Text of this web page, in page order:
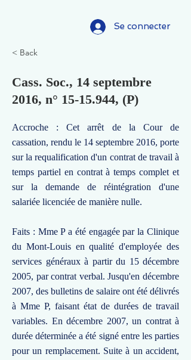
Se connecter
< Back
Cass. Soc., 14 septembre
2016, n° 15-15.944, (P)
Accroche : Cet arrêt de la Cour de
cassation, rendu le 14 septembre 2016, porte
sur la requalification d'un contrat de travail à
temps partiel en contrat à temps complet et
sur la demande de réintégration d'une
salariée licenciée de manière nulle.
Faits : Mme P a été engagée par la Clinique
du Mont-Louis en qualité d'employée des
services généraux à partir du 15 décembre
2005, par contrat verbal. Jusqu'en décembre
2007, des bulletins de salaire ont été délivrés
à Mme P, faisant état de durées de travail
variables. En décembre 2007, un contrat à
durée déterminée a été signé entre les parties
pour un remplacement. Suite à un accident,